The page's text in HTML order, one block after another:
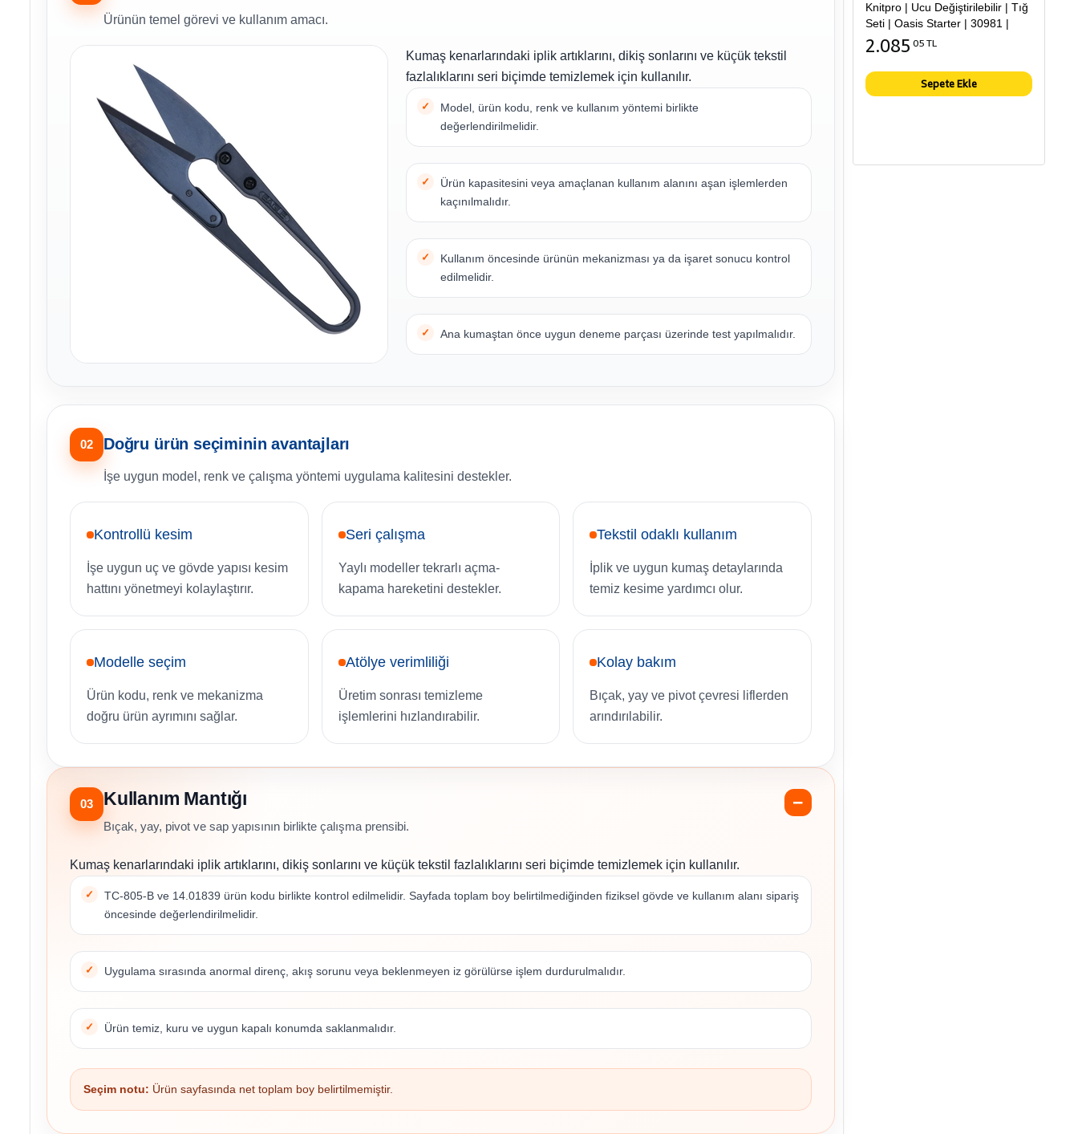
Ürünün temel görevi ve kullanım amacı.
Kumaş kenarlarındaki iplik artıklarını, dikiş sonlarını ve küçük tekstil
fazlalıklarını seri biçimde temizlemek için kullanılır.
Model, ürün kodu, renk ve kullanım yöntemi birlikte
değerlendirilmelidir.
Ürün kapasitesini veya amaçlanan kullanım alanını aşan işlemlerden
kaçınılmalıdır.
Kullanım öncesinde ürünün mekanizması ya da işaret sonucu kontrol
edilmelidir.
Ana kumaştan önce uygun deneme parçası üzerinde test yapılmalıdır.
02 Doğru ürün seçiminin avantajları
İşe uygun model, renk ve çalışma yöntemi uygulama kalitesini destekler.
Kontrollü kesim
İşe uygun uç ve gövde yapısı kesim
hattını yönetmeyi kolaylaştırır.
Seri çalışma
Yaylı modeller tekrarlı açma-
kapama hareketini destekler.
Tekstil odaklı kullanım
İplik ve uygun kumaş detaylarında
temiz kesime yardımcı olur.
Modelle seçim
Ürün kodu, renk ve mekanizma
doğru ürün ayrımını sağlar.
Atölye verimliliği
Üretim sonrası temizleme
işlemlerini hızlandırabilir.
Kolay bakım
Bıçak, yay ve pivot çevresi liflerden
arındırılabilir.
03 Kullanım Mantığı
Bıçak, yay, pivot ve sap yapısının birlikte çalışma prensibi.
Kumaş kenarlarındaki iplik artıklarını, dikiş sonlarını ve küçük tekstil fazlalıklarını seri biçimde temizlemek için kullanılır.
TC-805-B ve 14.01839 ürün kodu birlikte kontrol edilmelidir. Sayfada toplam boy belirtilmediğinden fiziksel gövde ve kullanım alanı sipariş
öncesinde değerlendirilmelidir.
Uygulama sırasında anormal direnç, akış sorunu veya beklenmeyen iz görülürse işlem durdurulmalıdır.
Ürün temiz, kuru ve uygun kapalı konumda saklanmalıdır.
Seçim notu: Ürün sayfasında net toplam boy belirtilmemiştir.
Knitpro | Ucu Değiştirilebilir | Tığ
Seti | Oasis Starter | 30981 |
2.085 05 TL
Sepete Ekle